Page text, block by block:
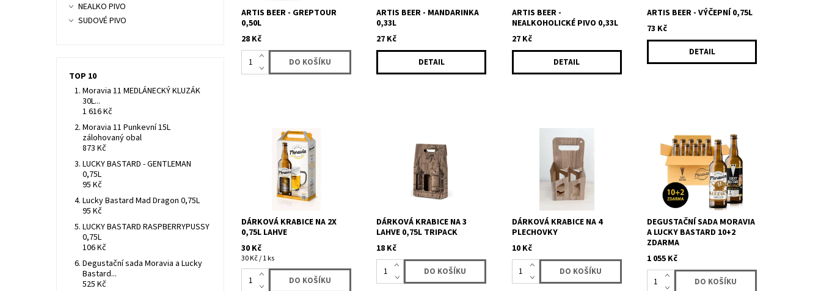
ARTIS BEER - GREPTOUR
0,50L
28 Kč
ARTIS BEER - MANDARINKA
0,33L
27 Kč
DETAIL
ARTIS BEER -
NEALKOHOLICKÉ PIVO 0,33L
27 Kč
DETAIL
ARTIS BEER - VÝČEPNÍ 0,75L
73 Kč
DETAIL
stylový kartonový obal na 2
lahve o velikosti 750ml.
Potěšte své blízké skvělým
pivkem v dárkovém balení.
Výběr piva necháme na...
DÁRKOVÁ KRABICE NA 2X
0,75L LAHVE
30 Kč
30 Kč / 1 ks
vlnité lepenky s potiskem
"Varna". Krabička má
jednoduché skládané dno -
lze složit bez nutnosti...
DÁRKOVÁ KRABICE NA 3
LAHVE 0,75L TRIPACK
18 Kč
Dárková krabice na 4 ks
plechovek vlastního výběru.
Vyberte si pivka dle vlastní
DÁRKOVÁ KRABICE NA 4
PLECHOVKY
10 Kč
Akce na krabici 12 kusů (10+2
zdarma) piv značky Moravia a
Lucky Bastard. Dostanete 12
lahví piva Moravia a Lucky...
DEGUSTAČNÍ SADA MORAVIA
A LUCKY BASTARD 10+2
ZDARMA
1 055 Kč
NEALKO PIVO
SUDOVÉ PIVO
TOP 10
Moravia 11 MEDLÁNECKÝ KLUZÁK
30L...
1 616 Kč
Moravia 11 Punkevní 15L
zálohovaný obal
873 Kč
LUCKY BASTARD - GENTLEMAN
0,75L
95 Kč
Lucky Bastard Mad Dragon 0,75L
95 Kč
LUCKY BASTARD RASPBERRYPUSSY
0,75L
106 Kč
Degustační sada Moravia a Lucky
Bastard...
525 Kč